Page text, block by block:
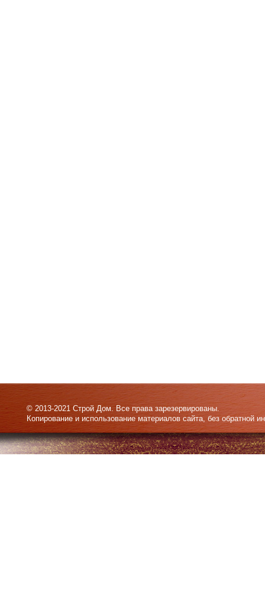
© 2013-2021 Строй Дом. Все права зарезервированы.
Копирование и использование материалов сайта, без обратной